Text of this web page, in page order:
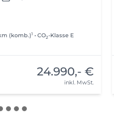
(komb.)1 • CO2-Klasse E
24.990,- €
inkl. MwSt.